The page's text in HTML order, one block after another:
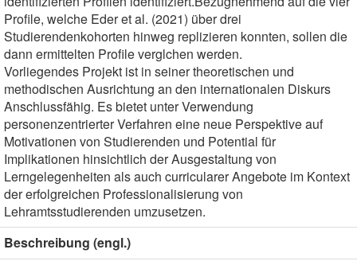
Profile, welche Eder et al. (2021) über drei
Studierendenkohorten hinweg replizieren konnten, sollen die
dann ermittelten Profile verglchen werden.
Vorliegendes Projekt ist in seiner theoretischen und
methodischen Ausrichtung an den internationalen Diskurs
Anschlussfähig. Es bietet unter Verwendung
personenzentrierter Verfahren eine neue Perspektive auf
Motivationen von Studierenden und Potential für
Implikationen hinsichtlich der Ausgestaltung von
Lerngelegenheiten als auch curricularer Angebote im Kontext
der erfolgreichen Professionalisierung von
Lehramtsstudierenden umzusetzen.
Beschreibung (engl.)